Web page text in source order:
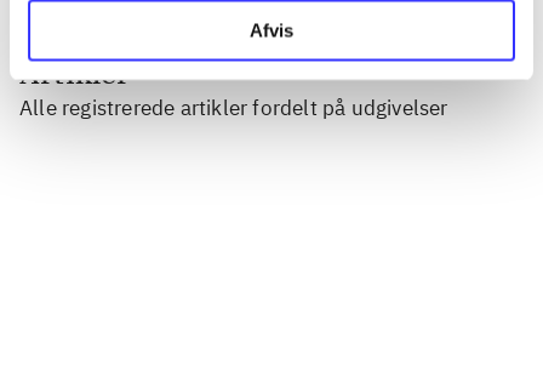
Afvis
Artikler
Alle registrerede artikler fordelt på udgivelser